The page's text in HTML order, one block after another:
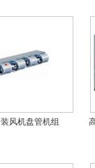
风机盘管机组